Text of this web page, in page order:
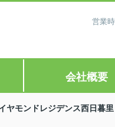
営業
会社概要
ヤモンドレジデンス西日暮里